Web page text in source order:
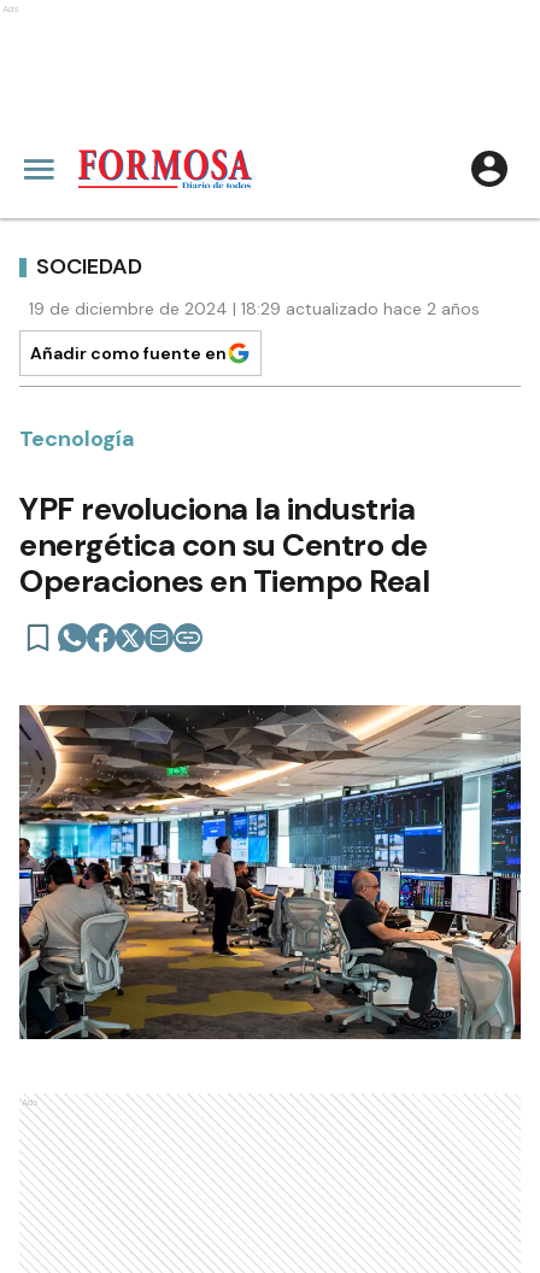
Ads
SOCIEDAD
19 de diciembre de 2024 | 18:29 actualizado hace 2 años
Añadir como fuente en
Tecnología
YPF revoluciona la industria
energética con su Centro de
Operaciones en Tiempo Real
Ads